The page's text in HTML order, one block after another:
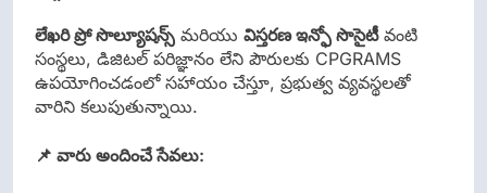
లేఖరి ప్రో సొల్యూషన్స్ మరియు విస్తరణ ఇన్ఫో సొసైటీవంటి
సంస్థలు, డిజిటల్ పరిజ్ఞానం లేని పౌరులకు CPGRAMS
ఉపయోగించడంలో సహాయం చేస్తూ, ప్రభుత్వ వ్యవస్థలతో
వారిని కలుపుతున్నాయి.
📌 వారు అందించే సేవలు: